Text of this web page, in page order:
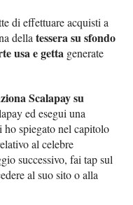
di effettuare acquisti a
dellatessera su sfondo
usa e getta generate
Scalapay su
ed esegui una
ho spiegato nel capitolo
al celebre
successivo, fai tap sul
al suo sito o alla